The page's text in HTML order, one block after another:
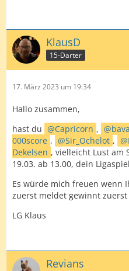
KlausD
15-Darter
17. März 2023 um 19:34
Hallo zusammen,
hast du
Capricorn ,
000score , Sir_Ochelot ,
Dekelsen , vielleicht Lust am
19.03. ab 13.00, dein
Es würde mich freuen wenn
zuerst meldet gewinnt zuerst
LG Klaus
Revians